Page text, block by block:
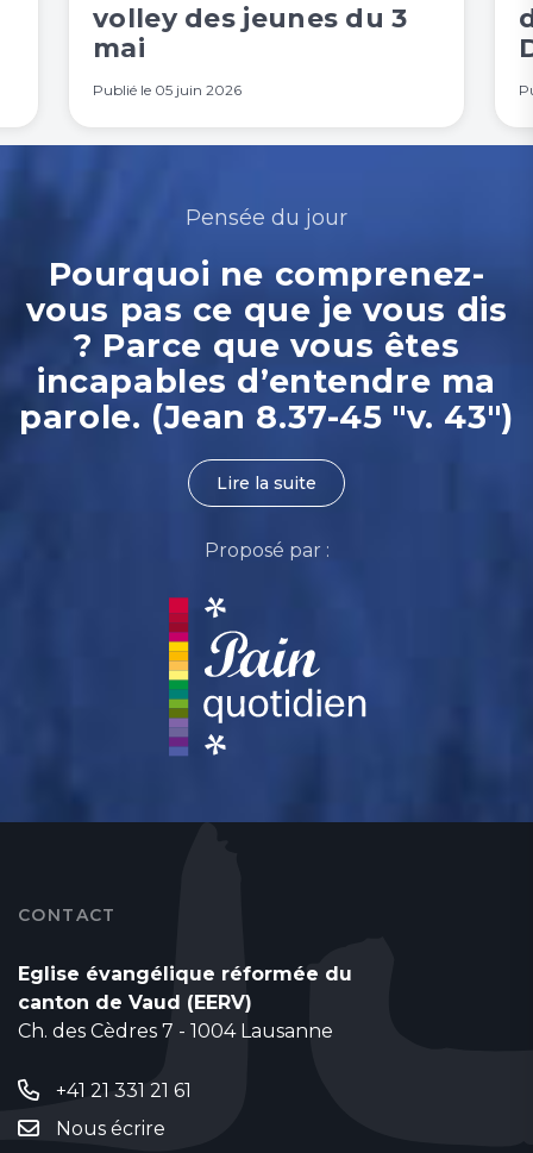
volley des jeunes du 3
mai
Publié le 05 juin 2026
Pensée du jour
Pourquoi ne comprenez-
vous pas ce que je vous dis
? Parce que vous êtes
incapables d’entendre ma
parole. (Jean 8.37-45 "v. 43")
Lire la suite
Proposé par :
CONTACT
Eglise évangélique réformée du
canton de Vaud (EERV)
Ch. des Cèdres 7 - 1004 Lausanne
+41 21 331 21 61
Nous écrire